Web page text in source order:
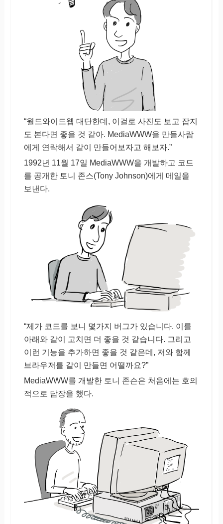
“월드와이드웹 대단한데, 이걸로 사진도 보고 잡지
도 본다면 좋을 것 같아. MediaWWW을 만들사람
에게 연락해서 같이 만들어보자고 해보자.”
1992년 11월 17일 MediaWWW을 개발하고 코드
를 공개한 토니 존스(Tony Johnson)에게 메일을
보낸다.
“제가 코드를 보니 몇가지 버그가 있습니다. 이를
아래와 같이 고치면 더 좋을 것 같습니다. 그리고
이런 기능을 추가하면 좋을 것 같은데, 저와 함께
브라우저를 같이 만들면 어떨까요?”
MediaWWW를 개발한 토니 존슨은 처음에는 호의
적으로 답장을 했다.